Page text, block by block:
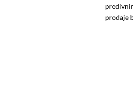
prodaje